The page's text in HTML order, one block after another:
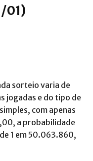
01)
sorteio varia de
jogadas e do tipo de
com apenas
a probabilidade
1 em 50.063.860,